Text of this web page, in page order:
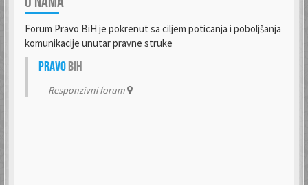
Forum Pravo BiH je pokrenut sa ciljem poticanja i poboljšanja
komunikacije unutar pravne struke
PravoBiH
Responzivni forum